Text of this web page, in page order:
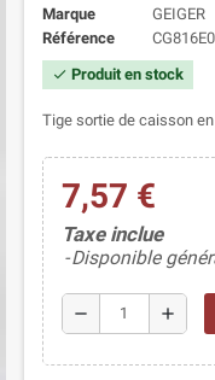
Marque
GEIGER
Référence
check Produit en stock
Tige sortie de caisson
7,57 €
Taxe inclue
Disponible
remove add